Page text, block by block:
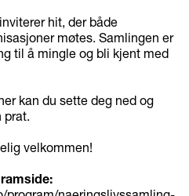
hit, der både
møtes. Samlingen er
til å mingle og bli kjent med
kan du sette deg ned og
prat.
velkommen!